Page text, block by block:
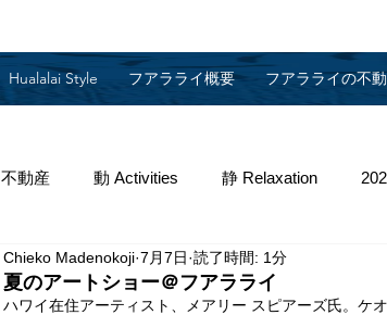
Hualalai Style フアラライ概要 フアラライの不
不動産 動 Activities 静 Relaxation
2018 2014 2013 2012
夏のアートショー＠フアラライ
Chieko Madenokoji 7月7日 読了時間: 1分
ハワイ在住アーティスト、メアリー スピアーズ氏。ケ